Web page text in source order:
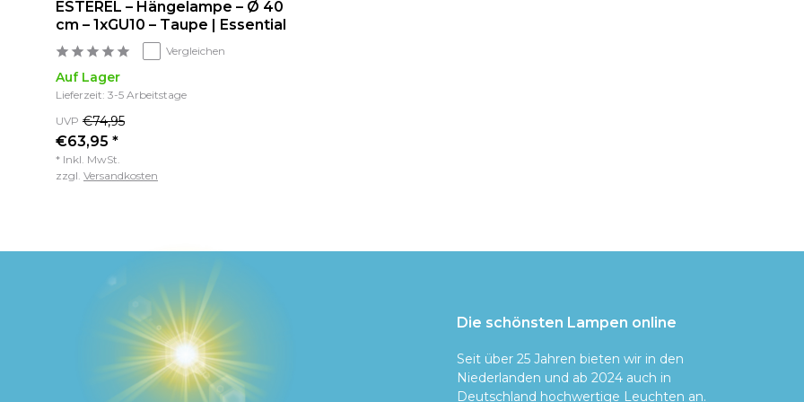
ESTEREL – Hängelampe – Ø 40
cm – 1xGU10 – Taupe | Essential
Vergleichen
Auf Lager
Lieferzeit: 3-5 Arbeitstage
UVP €74,95
€63,95 *
* Inkl. MwSt.
zzgl. Versandkosten
Die schönsten Lampen online
Seit über 25 Jahren bieten wir in den
Niederlanden und ab 2024 auch in
Deutschland hochwertige Leuchten an.